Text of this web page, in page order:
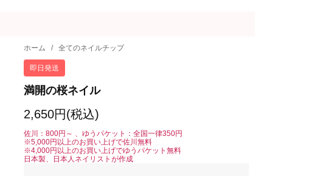
ホーム / 全てのネイルチップ
即日発送
満開の桜ネイル
2,650円(税込)
佐川：800円～ 、ゆうパケット：全国一律350円
※5,000円以上のお買い上げで佐川無料
※4,000円以上のお買い上げでゆうパケット無料
日本製、日本人ネイリストが作成